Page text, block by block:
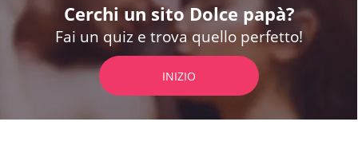
Cerchi un sito Dolce papà?
Fai un quiz e trova quello perfetto!
INIZIO